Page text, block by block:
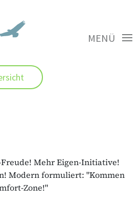
MENÜ
Mehr Eigen-Initiative!
Modern formuliert: "Kommen
Zone!"